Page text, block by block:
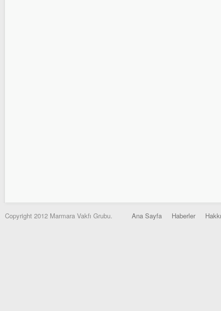
Copyright 2012 Marmara Vakfı Grubu. Ana Sayfa Haberler